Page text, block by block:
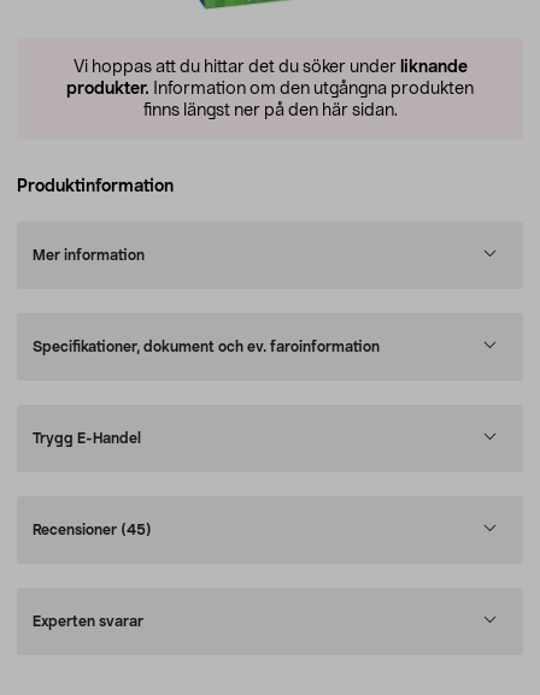
Vi hoppas att du hittar det du söker under liknande
produkter. Information om den utgångna produkten
finns längst ner på den här sidan.
Produktinformation
Mer information
Specifikationer, dokument och ev. faroinformation
Trygg E-Handel
Recensioner (45)
Experten svarar